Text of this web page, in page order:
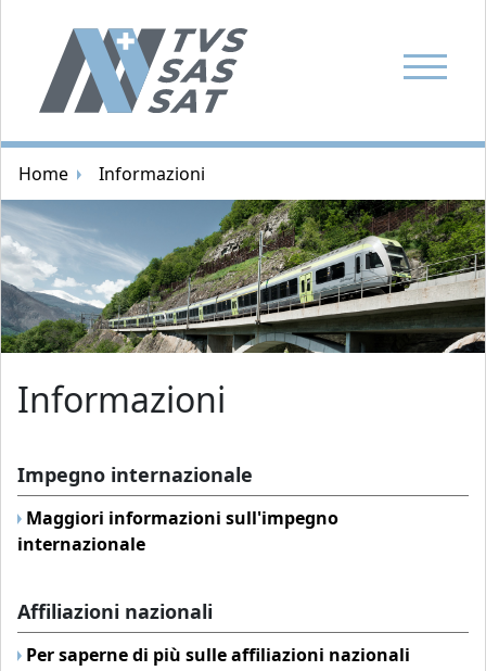
Mostra la
Home Informazioni
Immagine casuale
Informazioni
Impegno internazionale
Maggiori informazioni sull'impegno
internazionale
Affiliazioni nazionali
Per saperne di più sulle affiliazioni nazionali